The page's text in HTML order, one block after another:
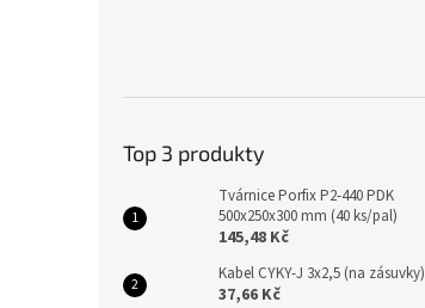
Top 3 produkty
Tvárnice Porfix P2-440 PDK
500x250x300 mm (40 ks/pal)
145,48 Kč
Kabel CYKY-J 3x2,5 (na zásuvky)
37,66 Kč